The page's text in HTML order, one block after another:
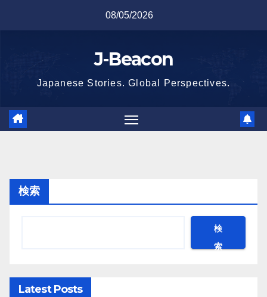
08/05/2026
J-Beacon
Japanese Stories. Global Perspectives.
検索
検
索
Latest Posts